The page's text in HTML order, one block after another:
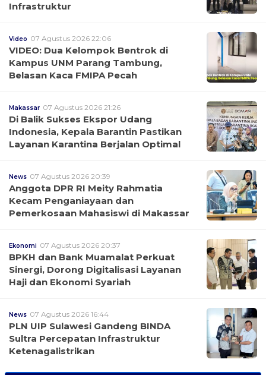
Infrastruktur
Video 07 Agustus 2026 22:06
VIDEO: Dua Kelompok Bentrok di
Kampus UNM Parang Tambung,
Belasan Kaca FMIPA Pecah
Makassar 07 Agustus 2026 21:26
Di Balik Sukses Ekspor Udang
Indonesia, Kepala Barantin Pastikan
Layanan Karantina Berjalan Optimal
News 07 Agustus 2026 20:39
Anggota DPR RI Meity Rahmatia
Kecam Penganiayaan dan
Pemerkosaan Mahasiswi di Makassar
Ekonomi 07 Agustus 2026 20:37
BPKH dan Bank Muamalat Perkuat
Sinergi, Dorong Digitalisasi Layanan
Haji dan Ekonomi Syariah
News 07 Agustus 2026 16:44
PLN UIP Sulawesi Gandeng BINDA
Sultra Percepatan Infrastruktur
Ketenagalistrikan